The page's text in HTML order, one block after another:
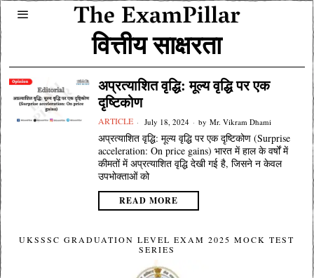
वित्तीय साक्षरता
अप्रत्याशित वृद्धि: मूल्य वृद्धि पर एक
दृष्टिकोण
ARTICLE July 18, 2024 by Mr. Vikram Dhami
अप्रत्याशित वृद्धि: मूल्य वृद्धि पर एक दृष्टिकोण (Surprise
acceleration: On price gains) भारत में हाल के वर्षों में
कीमतों में अप्रत्याशित वृद्धि देखी गई है, जिसने न केवल
उपभोक्ताओं को
READ MORE
UKSSSC GRADUATION LEVEL EXAM 2025 MOCK TEST
SERIES